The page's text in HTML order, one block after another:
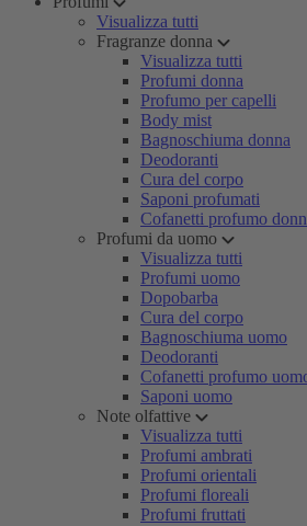
Visualizza tutti
Fragranze donna
Visualizza tutti
Profumi donna
Profumo per capelli
Body mist
Bagnoschiuma donna
Deodoranti
Cura del corpo
Saponi profumati
Cofanetti profumo
Profumi da uomo
Visualizza tutti
Profumi uomo
Dopobarba
Cura del corpo
Bagnoschiuma uomo
Deodoranti
Cofanetti profumo
Saponi uomo
Note olfattive
Visualizza tutti
Profumi ambrati
Profumi orientali
Profumi floreali
Profumi fruttati